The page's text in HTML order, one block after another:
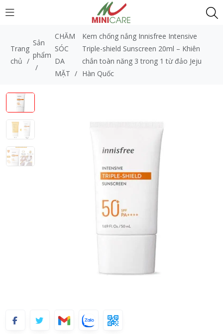
Trang
chủ /
Sản
phẩm
/
CHĂM
SÓC
DA
MẶT /
Kem chống nắng Innisfree Intensive
Triple-shield Sunscreen 20ml – Khiên
chắn toàn năng 3 trong 1 từ đảo Jeju
Hàn Quốc